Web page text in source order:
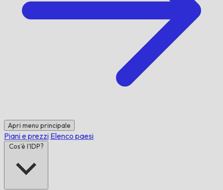
Apri menu principale
Piani e prezzi Elenco paesi
Cos'è l'IDP?